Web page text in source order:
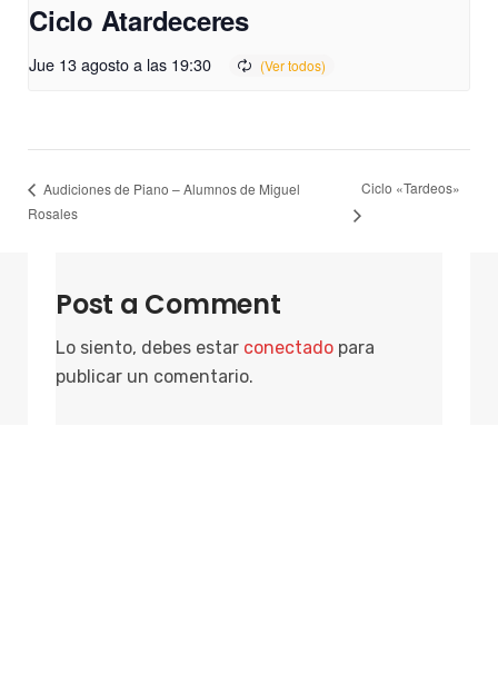
Ciclo Atardeceres
Jue 13 agosto a las 19:30
Audiciones de Piano – Alumnos de Miguel
Rosales
Ciclo «Tardeos»
Post a Comment
Lo siento, debes estar conectado para
publicar un comentario.